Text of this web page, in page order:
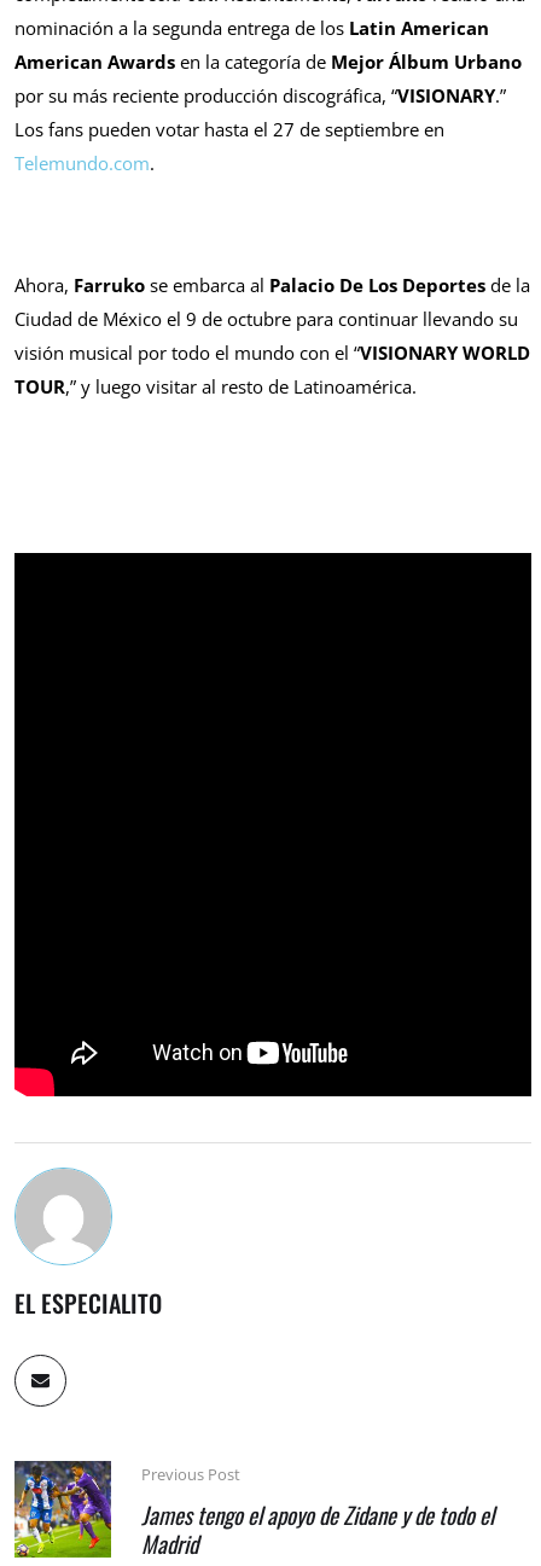
nominación a la segunda entrega de los Latin American
American Awards en la categoría de Mejor Álbum Urbano
por su más reciente producción discográfica, “VISIONARY.”
Los fans pueden votar hasta el 27 de septiembre en
Telemundo.com.
Ahora, Farruko se embarca al Palacio De Los Deportes de la
Ciudad de México el 9 de octubre para continuar llevando su
visión musical por todo el mundo con el “VISIONARY WORLD
TOUR,” y luego visitar al resto de Latinoamérica.
EL ESPECIALITO
Previous Post
James tengo el apoyo de Zidane y de todo el
Madrid